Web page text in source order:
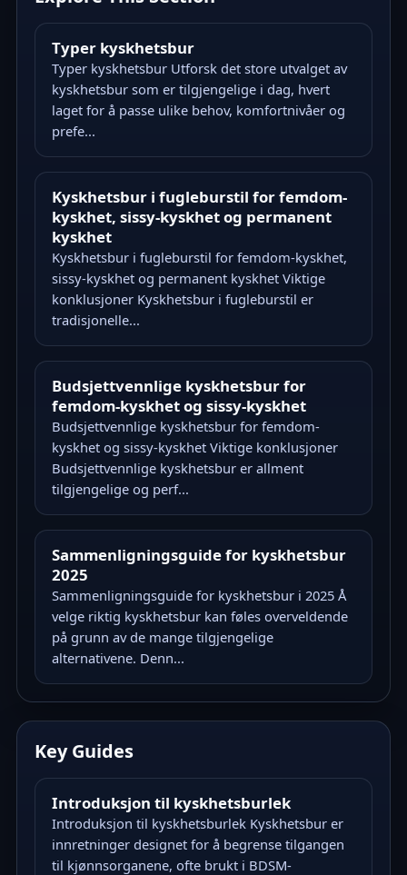
Typer kyskhetsbur
Typer kyskhetsbur Utforsk det store utvalget av
kyskhetsbur som er tilgjengelige i dag, hvert
laget for å passe ulike behov, komfortnivåer og
prefe...
Kyskhetsbur i fugleburstil for femdom-
kyskhet, sissy-kyskhet og permanent
kyskhet
Kyskhetsbur i fugleburstil for femdom-kyskhet,
sissy-kyskhet og permanent kyskhet Viktige
konklusjoner Kyskhetsbur i fugleburstil er
tradisjonelle...
Budsjettvennlige kyskhetsbur for
femdom-kyskhet og sissy-kyskhet
Budsjettvennlige kyskhetsbur for femdom-
kyskhet og sissy-kyskhet Viktige konklusjoner
Budsjettvennlige kyskhetsbur er allment
tilgjengelige og perf...
Sammenligningsguide for kyskhetsbur
2025
Sammenligningsguide for kyskhetsbur i 2025 Å
velge riktig kyskhetsbur kan føles overveldende
på grunn av de mange tilgjengelige
alternativene. Denn...
Key Guides
Introduksjon til kyskhetsburlek
Introduksjon til kyskhetsburlek Kyskhetsbur er
innretninger designet for å begrense tilgangen
til kjønnsorganene, ofte brukt i BDSM-